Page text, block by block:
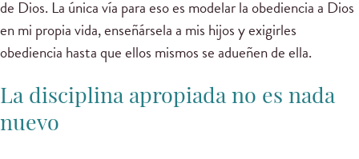
de Dios. La única vía para eso es modelar la obediencia a Dios
en mi propia vida, enseñársela a mis hijos y exigirles
obediencia hasta que ellos mismos se adueñen de ella.
La disciplina apropiada no es nada
nuevo